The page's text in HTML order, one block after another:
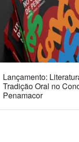
Lançamento:
Tradição Oral no
Penamacor